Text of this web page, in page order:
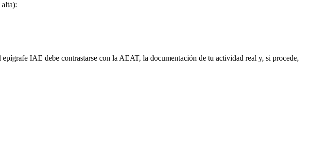
IAE debe contrastarse con la AEAT, la documentación de tu actividad real y, si procede,